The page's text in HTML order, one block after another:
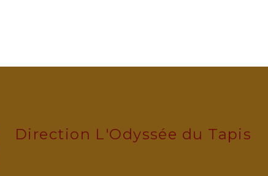
Direction L'Odyssée du Tapis